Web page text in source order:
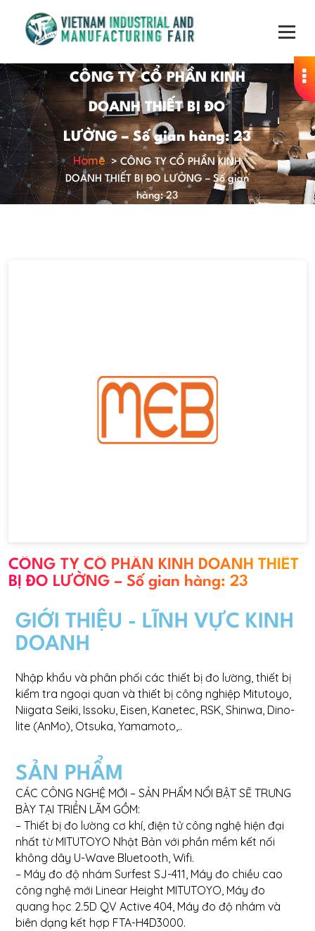
CÔNG TY CỔ PHẦN KINH
DOANH THIẾT BỊ ĐO
LƯỜNG – Số gian hàng: 23
Home>CÔNG TY CỔ PHẦN KINH
DOANH THIẾT BỊ ĐO LƯỜNG – Số gian
hàng: 23
CÔNG TY CỔ PHẦN KINH DOANH THIẾT
BỊ ĐO LƯỜNG – Số gian hàng: 23
GIỚI THIỆU - LĨNH VỰC KINH
DOANH
Nhập khẩu và phân phối các thiết bị đo lường, thiết bị
kiểm tra ngoại quan và thiết bị công nghiệp Mitutoyo,
Niigata Seiki, Issoku, Eisen, Kanetec, RSK, Shinwa, Dino-
lite (AnMo), Otsuka, Yamamoto,..
SẢN PHẨM
CÁC CÔNG NGHỆ MỚI – SẢN PHẨM NỔI BẬT SẼ TRƯNG
BÀY TẠI TRIỂN LÃM GỒM:
– Thiết bị đo lường cơ khí, điện tử công nghệ hiện đại
nhất từ MITUTOYO Nhật Bản với phần mềm kết nối
không dây U-Wave Bluetooth, Wifi.
– Máy đo độ nhám Surfest SJ-411, Máy đo chiều cao
công nghệ mới Linear Height MITUTOYO, Máy đo
quang học 2.5D QV Active 404, Máy đo độ nhám và
biên dạng kết hợp FTA-H4D3000.